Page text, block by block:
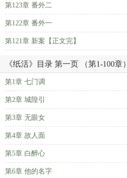
第123章 番外二
第122章 番外一
第121章 新案【正文完】
《纸活》目录 第一页 （第1-100章）
第1章 七门调
第2章 城隍引
第3章 无眼女
第4章 故人面
第5章 白醉心
第6章 他的名字